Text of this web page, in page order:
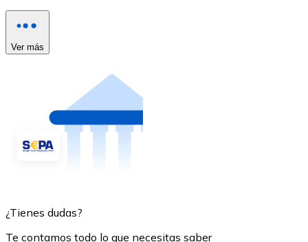
Ver más
¿Tienes dudas?
Te contamos todo lo que necesitas saber